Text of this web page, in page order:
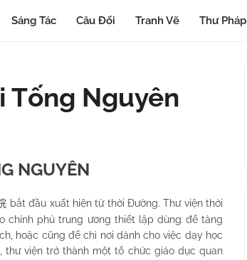
Sáng Tác Câu Đối Tranh Vẽ Thư Pháp
Tống Nguyên
NGUYÊN
bắt đầu xuất hiện từ thời Đường. Thư viện thời
chính phủ trung ương thiết lập dùng để tàng
hoặc cũng để chỉ nơi dành cho việc dạy học
thư viện trở thành một tổ chức giáo dục quan